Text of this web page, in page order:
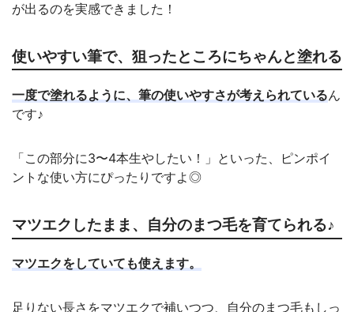
が出るのを実感できました！
使いやすい筆で、狙ったところにちゃんと塗れる
一度で塗れるように、筆の使いやすさが考えられているん
です♪
「この部分に3〜4本生やしたい！」といった、ピンポイ
ントな使い方にぴったりですよ◎
マツエクしたまま、自分のまつ毛を育てられる♪
マツエクをしていても使えます。
足りない長さをマツエクで補いつつ、自分のまつ毛もしっ